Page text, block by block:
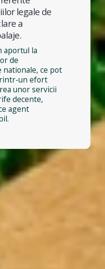
legale de
a
aportul la
de
nationale, ce pot
un efort
unor servicii
decente,
agent